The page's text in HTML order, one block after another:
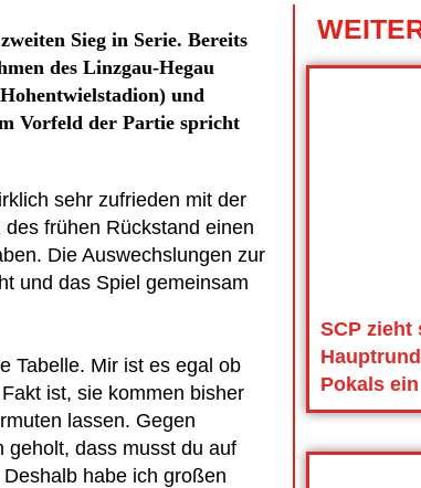
Sieg in Serie. Bereits
des Linzgau-Hegau
und
Vorfeld der Partie spricht
sehr zufrieden mit der
frühen Rückstand einen
Die Auswechslungen zur
und das Spiel gemeinsam
Tabelle. Mir ist es egal ob
ist, sie kommen bisher
lassen. Gegen
geholt, dass musst du auf
habe ich großen
SCP zieht
Pokals ein